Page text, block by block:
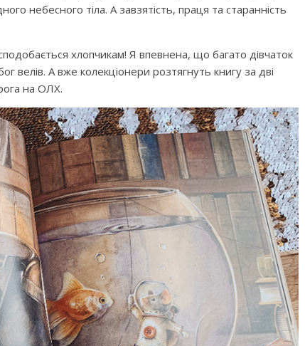
небесного тіла. А завзятість, праця та старанність
хлопчикам! Я впевнена, що багато дівчаток
велів. А вже колекціонери розтягнуть книгу за дві
на ОЛХ.